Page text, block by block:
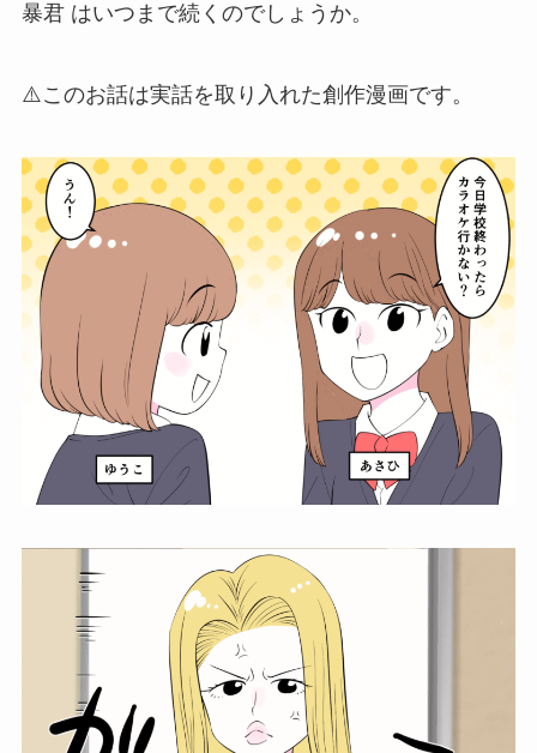
暴君 はいつまで続くのでしょうか。
⚠️このお話は実話を取り入れた創作漫画です。